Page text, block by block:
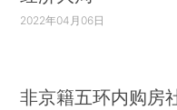
2022年04月06日
非京籍五环内购房